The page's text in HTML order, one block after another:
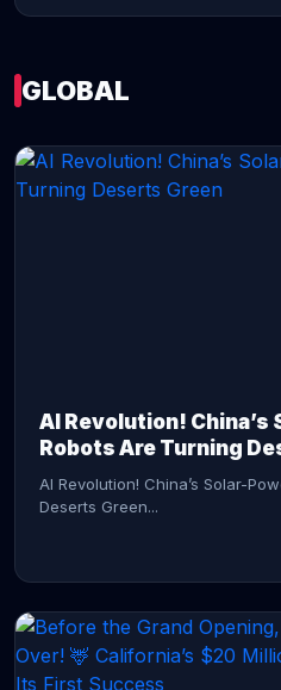
GLOBAL
AI Revolution! China’s
Robots Are Turning
AI Revolution! China’s Solar-
Deserts Green...